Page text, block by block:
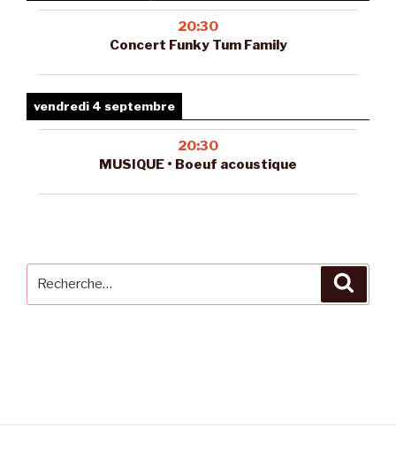
20:30
Concert Funky Tum Family
vendredi 4 septembre
20:30
MUSIQUE • Boeuf acoustique